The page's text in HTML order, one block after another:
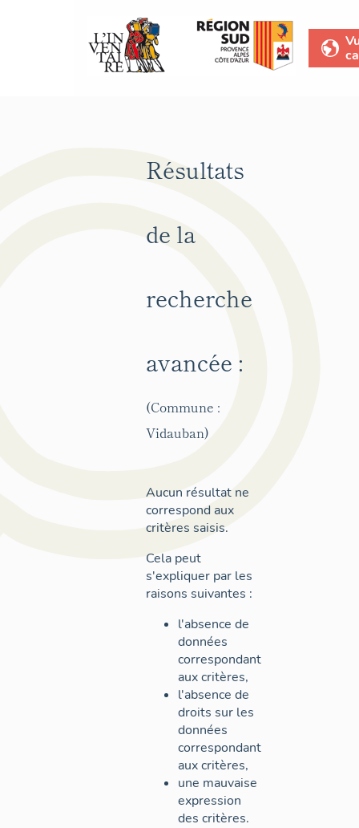
Résultats
de la
recherche
avancée :
(Commune :
Vidauban)
Aucun résultat ne
correspond aux
critères saisis.
Cela peut
s'expliquer par les
raisons suivantes :
l'absence de
données
correspondant
aux critères,
l'absence de
droits sur les
données
correspondant
aux critères,
une mauvaise
expression
des critères.